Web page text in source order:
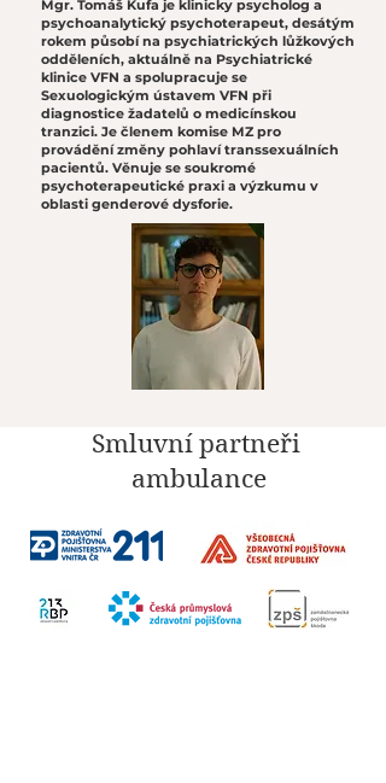
Mgr. Tomáš Kufa je klinicky psycholog a
psychoanalytický psychoterapeut, desátým
rokem působí na psychiatrických lůžkových
odděleních, aktuálně na Psychiatrické
klinice VFN a spolupracuje se
Sexuologickým ústavem VFN při
diagnostice žadatelů o medicínskou
tranzici. Je členem komise MZ pro
provádění změny pohlaví transsexuálních
pacientů. Věnuje se soukromé
psychoterapeutické praxi a výzkumu v
oblasti genderové dysforie.
Smluvní partneři
ambulance